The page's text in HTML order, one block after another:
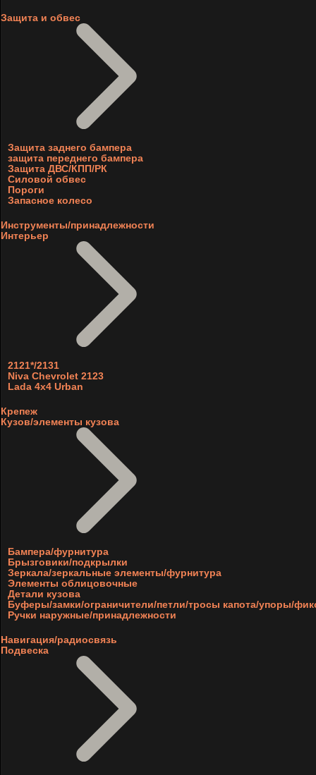
Защита и обвес
Защита заднего бампера
защита переднего бампера
Защита ДВС/КПП/РК
Силовой обвес
Пороги
Запасное колесо
Инструменты/принадлежности
Интерьер
2121*/2131
Niva Chevrolet 2123
Lada 4x4 Urban
Крепеж
Кузов/элементы кузова
Бампера/фурнитура
Брызговики/подкрылки
Зеркала/зеркальные элементы/фурнитура
Элементы облицовочные
Детали кузова
Буферы/замки/ограничители/петли/тросы капота/упоры/
Ручки наружные/принадлежности
Навигация/радиосвязь
Подвеска